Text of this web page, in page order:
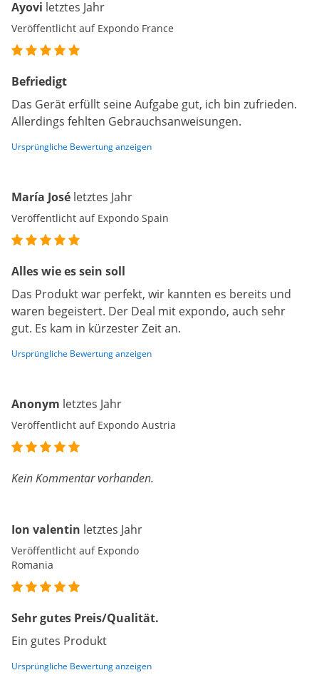
Ayovi letztes Jahr
Veröffentlicht auf Expondo France
Befriedigt
Das Gerät erfüllt seine Aufgabe gut, ich bin zufrieden.
Allerdings fehlten Gebrauchsanweisungen.
Ursprüngliche Bewertung anzeigen
María José letztes Jahr
Veröffentlicht auf Expondo Spain
Alles wie es sein soll
Das Produkt war perfekt, wir kannten es bereits und
waren begeistert. Der Deal mit expondo, auch sehr
gut. Es kam in kürzester Zeit an.
Ursprüngliche Bewertung anzeigen
Anonym letztes Jahr
Veröffentlicht auf Expondo Austria
Kein Kommentar vorhanden.
Ion valentin letztes Jahr
Veröffentlicht auf Expondo
Romania
Sehr gutes Preis/Qualität.
Ein gutes Produkt
Ursprüngliche Bewertung anzeigen